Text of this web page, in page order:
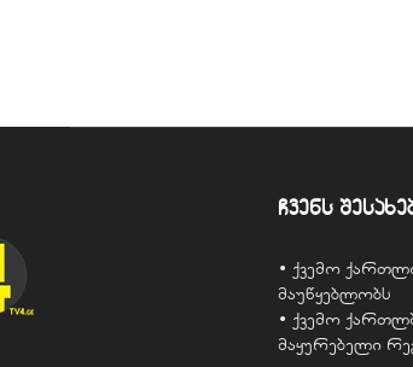
ჩვენს
• ქვემო
მაუწყებლობს
• ქვემო
მაყურებელი